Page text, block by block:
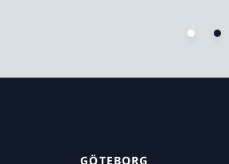
GÖTEBORG